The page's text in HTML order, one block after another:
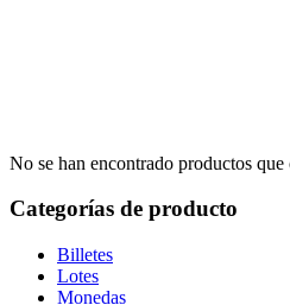
No se han encontrado productos
Categorías de producto
Billetes
Lotes
Monedas